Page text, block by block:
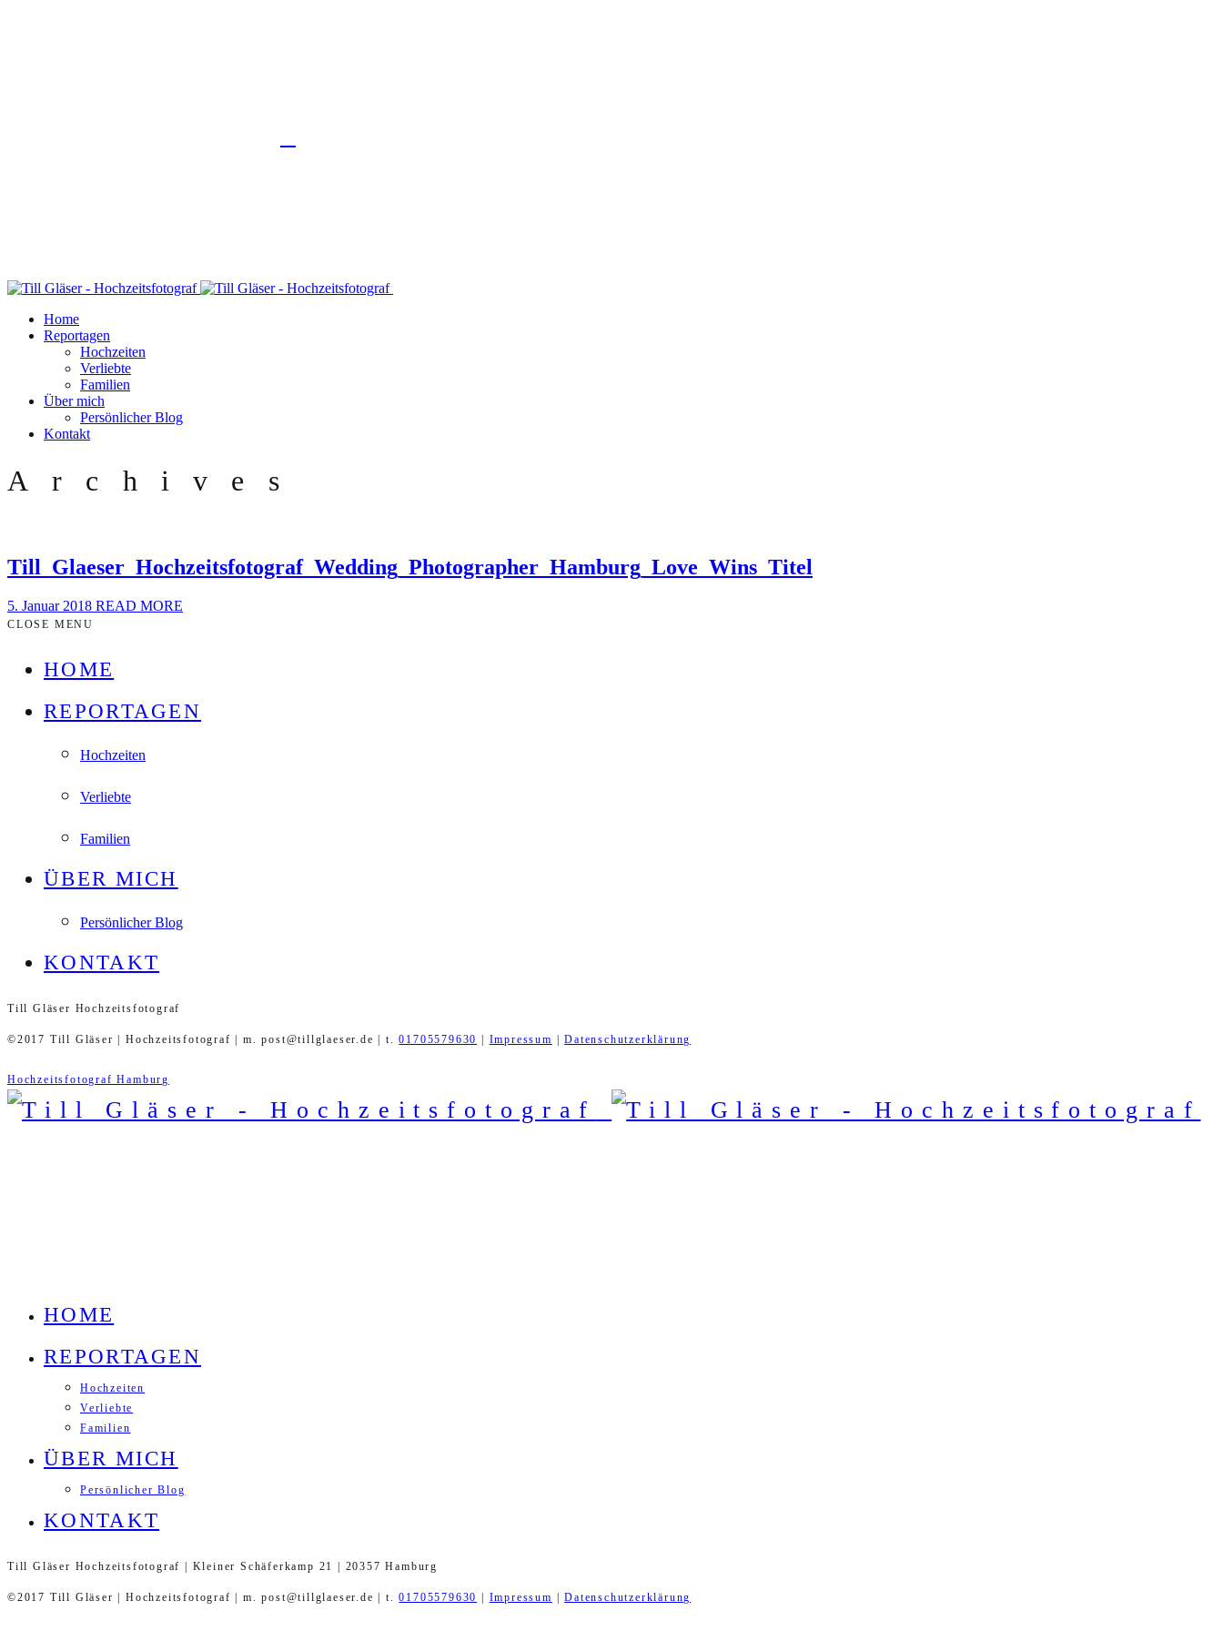
Home
Reportagen
Hochzeiten
Verliebte
Familien
Über mich
Persönlicher Blog
Kontakt
Archives
Till_Glaeser_Hochzeitsfotograf_Wedding_Photographer_Hamburg_Love_Wins_Titel
5. Januar 2018 READ MORE
CLOSE MENU
HOME
REPORTAGEN
Hochzeiten
Verliebte
Familien
ÜBER MICH
Persönlicher Blog
KONTAKT
Till Gläser Hochzeitsfotograf
©2017 Till Gläser | Hochzeitsfotograf | m. post@tillglaeser.de | t.01705579630 | Impressum |Datenschutzerklärung
Hochzeitsfotograf Hamburg
HOME
REPORTAGEN
Hochzeiten
Verliebte
Familien
ÜBER MICH
Persönlicher Blog
KONTAKT
Till Gläser Hochzeitsfotograf | Kleiner Schäferkamp 21 | 20357 Hamburg
©2017 Till Gläser | Hochzeitsfotograf | m. post@tillglaeser.de | t.01705579630 | Impressum |Datenschutzerklärung